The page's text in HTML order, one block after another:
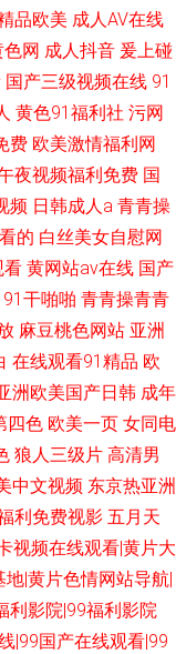
品欧美 成人AV在线
网 成人抖音 爰上碰
国产三级视频在线 91
黄色91福利社 污网
费 欧美激情福利网
夜视频福利免费 国
频 日韩成人a 青青操
的 白丝美女自慰网
看 黄网站av在线 国产
91干啪啪 青青操青青
麻豆桃色网站 亚洲
在线观看91精品 欧
洲欧美国产日韩 成年
四色 欧美一页 女同电
狼人三级片 高清男
中文视频 东京热亚洲
利免费视影 五月天
视频在线观看|黄片大
|黄片色情网站导航|
利影院|99福利影院
|99国产在线观看|99